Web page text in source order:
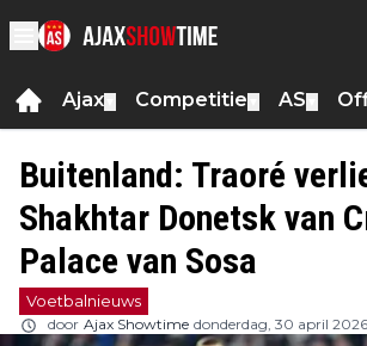
Ajax Competitie AS
Buitenland: Traoré
Shakhtar Donetsk van
Palace van Sosa
Voetbalnieuws
door Ajax Showtime donderdag, 30 april